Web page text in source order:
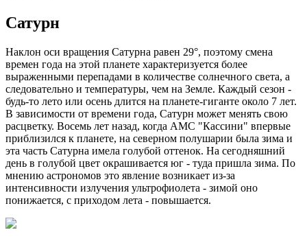
Сатурн
Наклон оси вращения Сатурна равен 29°, поэтому смена
времен года на этой планете характеризуется более
выраженными перепадами в количестве солнечного света, а
следовательно и температуры, чем на Земле. Каждый сезон -
будь-то лето или осень длится на планете-гиганте около 7 лет.
В зависимости от времени года, Сатурн может менять свою
расцветку. Восемь лет назад, когда АМС "Кассини" впервые
приблизился к планете, на северном полушарии была зима и
эта часть Сатурна имела голубой оттенок. На сегодняшний
день в голубой цвет окрашивается юг - туда пришла зима. По
мнению астрономов это явление возникает из-за
интенсивности излучения ультрофиолета - зимой оно
понижается, с приходом лета - повышается.